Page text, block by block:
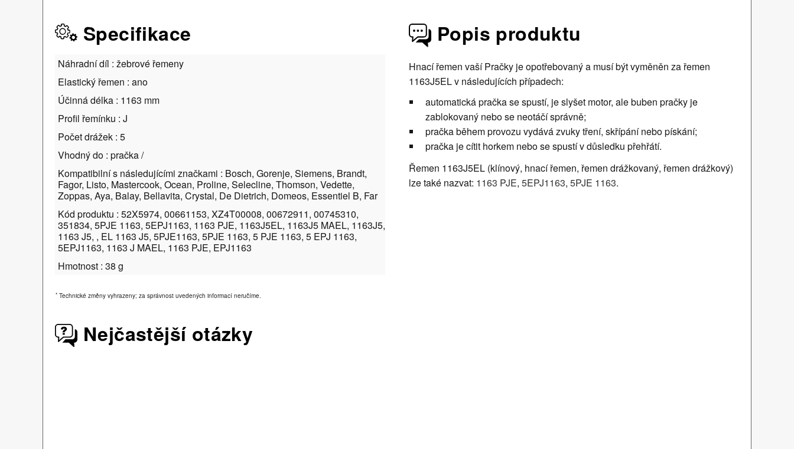
Specifikace
Náhradní díl : žebrové řemeny
Elastický řemen : ano
Účinná délka : 1163 mm
Profil řemínku : J
Počet drážek : 5
Vhodný do : pračka /
Kompatibilní s následujícími značkami : Bosch, Gorenje, Siemens, Brandt,
Fagor, Listo, Mastercook, Ocean, Proline, Selecline, Thomson, Vedette,
Zoppas, Aya, Balay, Bellavita, Crystal, De Dietrich, Domeos, Essentiel B, Far
Kód produktu : 52X5974, 00661153, XZ4T00008, 00672911, 00745310,
351834, 5PJE 1163, 5EPJ1163, 1163 PJE, 1163J5EL, 1163J5 MAEL, 1163J5,
1163 J5, , EL 1163 J5, 5PJE1163, 5PJE 1163, 5 PJE 1163, 5 EPJ 1163,
5EPJ1163, 1163 J MAEL, 1163 PJE, EPJ1163
Hmotnost : 38 g
* Technické změny vyhrazeny; za správnost uvedených informací neručíme.
Popis produktu
Hnací řemen vaší Pračky je opotřebovaný a musí být vyměněn za řemen
1163J5EL v následujících případech:
automatická pračka se spustí, je slyšet motor, ale buben pračky je
zablokovaný nebo se neotáčí správně;
pračka během provozu vydává zvuky tření, skřípání nebo pískání;
pračka je cítit horkem nebo se spustí v důsledku přehřátí.
Řemen 1163J5EL (klínový, hnací řemen, řemen drážkovaný, řemen drážkový)
lze také nazvat: 1163 PJE, 5EPJ1163, 5PJE 1163.
Nejčastější otázky